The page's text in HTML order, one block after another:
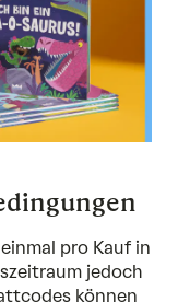
pro Kauf in
jedoch
können